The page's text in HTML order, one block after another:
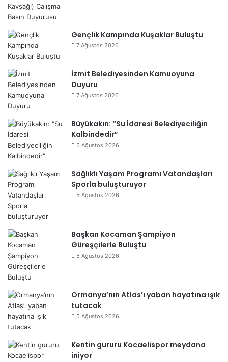
Gençlik Kampında Kuşaklar Buluştu
7 Ağustos 2026
İzmit Belediyesinden Kamuoyuna
Duyuru
7 Ağustos 2026
Büyükakın: “Su İdaresi Belediyeciliğin
Kalbindedir”
5 Ağustos 2026
Sağlıklı Yaşam Programı Vatandaşları
Sporla buluşturuyor
5 Ağustos 2026
Başkan Kocaman Şampiyon
Güreşçilerle Buluştu
5 Ağustos 2026
Ormanya’nın Atlas’ı yaban hayatına ışık
tutacak
5 Ağustos 2026
Kentin gururu Kocaelispor meydana
iniyor